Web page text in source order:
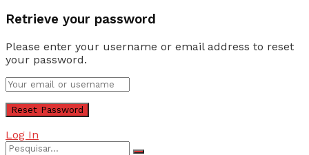
Retrieve your password
Please enter your username or email address to reset
your password.
Log In